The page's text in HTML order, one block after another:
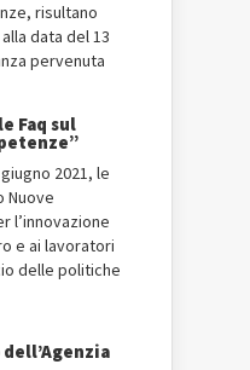
risultano
data del 13
pervenuta
Faq sul
giugno 2021, le
Nuove
l’innovazione
e ai lavoratori
delle politiche